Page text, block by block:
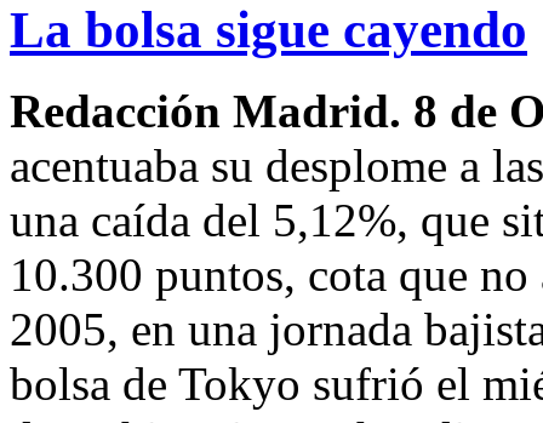
La bolsa sigue cayendo
Redacción Madrid. 8 de
acentuaba su desplome a
una caída del 5,12%, que
10.300 puntos, cota que
2005, en una jornada
bolsa de Tokyo sufrió el